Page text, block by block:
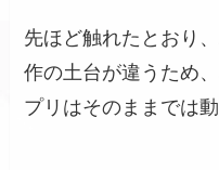
先ほど触れたとおり
作の土台が違うため
プリはそのままでは動